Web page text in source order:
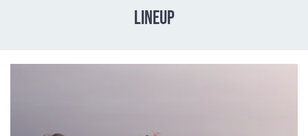
Lineup